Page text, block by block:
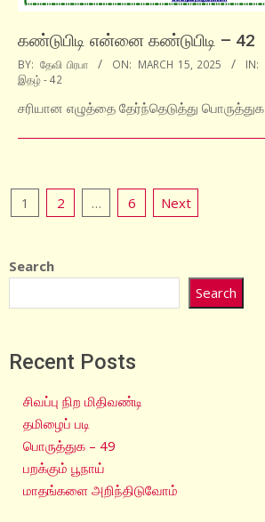
கண்டுபிடி என்னை கண்டுபிடி – 42
2025-
03-
15
BY: தேவி பிரபா ON: MARCH 15, 2025 IN:
இதழ் - 42
சரியான எழுத்தை தேர்ந்தெடுத்து பொருத்துக
Posts
1 2 … 6 Next
Search
Search
Recent Posts
சிவப்பு நிற மிதிவண்டி
தமிழைப் படி
பொருத்துக – 49
பறக்கும் பூநாய்
மாதங்களை அறிந்திடுவோம்